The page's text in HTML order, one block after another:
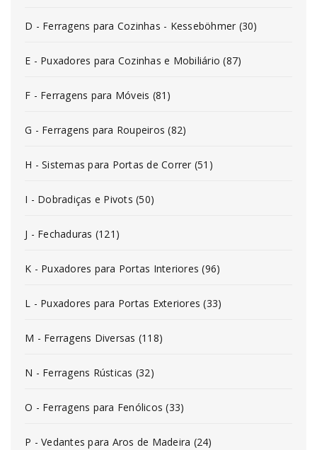
D - Ferragens para Cozinhas - Kesseböhmer (30)
E - Puxadores para Cozinhas e Mobiliário (87)
F - Ferragens para Móveis (81)
G - Ferragens para Roupeiros (82)
H - Sistemas para Portas de Correr (51)
I - Dobradiças e Pivots (50)
J - Fechaduras (121)
K - Puxadores para Portas Interiores (96)
L - Puxadores para Portas Exteriores (33)
M - Ferragens Diversas (118)
N - Ferragens Rústicas (32)
O - Ferragens para Fenólicos (33)
P - Vedantes para Aros de Madeira (24)